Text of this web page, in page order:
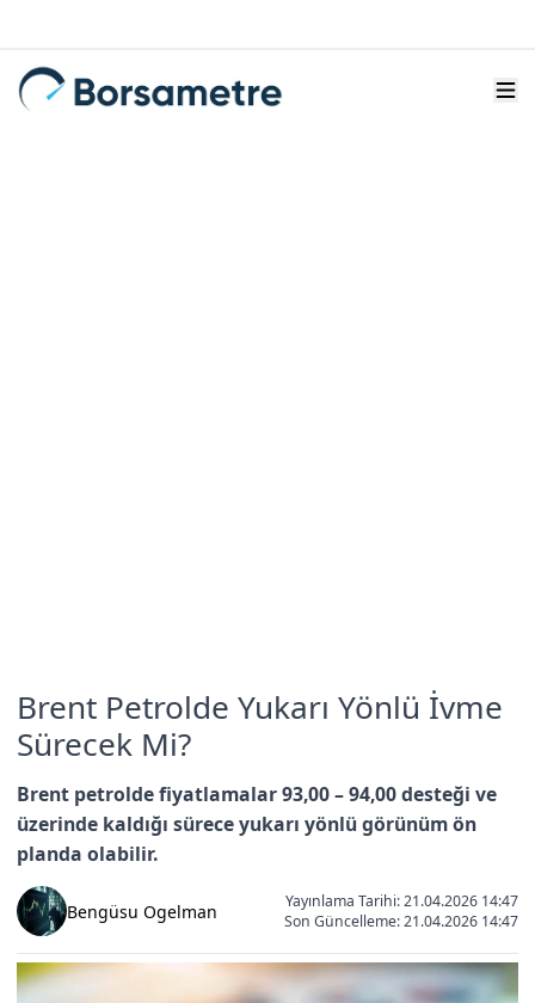
Brent Petrolde Yukarı Yönlü İvme
Sürecek Mi?
Brent petrolde fiyatlamalar 93,00 – 94,00 desteği ve
üzerinde kaldığı sürece yukarı yönlü görünüm ön
planda olabilir.
Bengüsu Ogelman
Yayınlama Tarihi: 21.04.2026 14:47
Son Güncelleme:21.04.2026 14:47